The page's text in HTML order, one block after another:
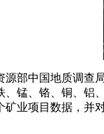
源部中国地质调查
锰、铬、铜、铝
矿业项目数据，